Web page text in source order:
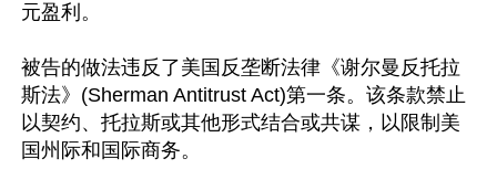
元盈利。
被告的做法违反了美国反垄断法律《谢尔曼反托拉
斯法》(Sherman Antitrust Act)第一条。该条款禁止
以契约、托拉斯或其他形式结合或共谋，以限制美
国州际和国际商务。